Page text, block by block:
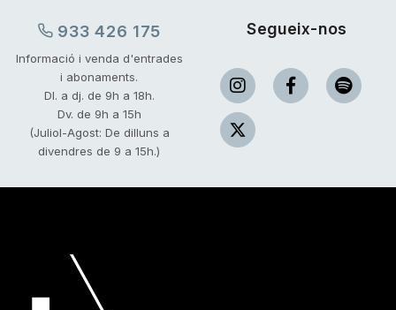
933 426 175
Informació i venda d'entrades
i abonaments.
Dl. a dj. de 9h a 18h.
Dv. de 9h a 15h
(Juliol-Agost: De dilluns a
divendres de 9 a 15h.)
Segueix-nos